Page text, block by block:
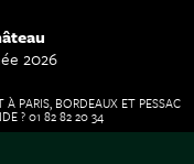
2026
PARIS, BORDEAUX ET PESSAC
? 01 82 82 20 34